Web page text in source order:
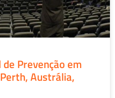
Prevenção em
Austrália,